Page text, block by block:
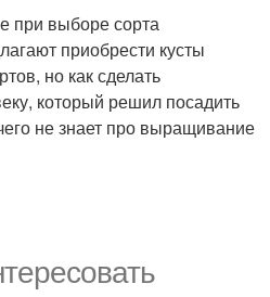
при выборе сорта
приобрести кусты
но как сделать
который решил посадить
не знает про выращивание